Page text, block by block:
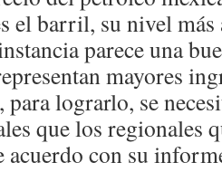
el barril, su nivel
parece una
mayores
lograrlo, se
que los regionales
acuerdo con su